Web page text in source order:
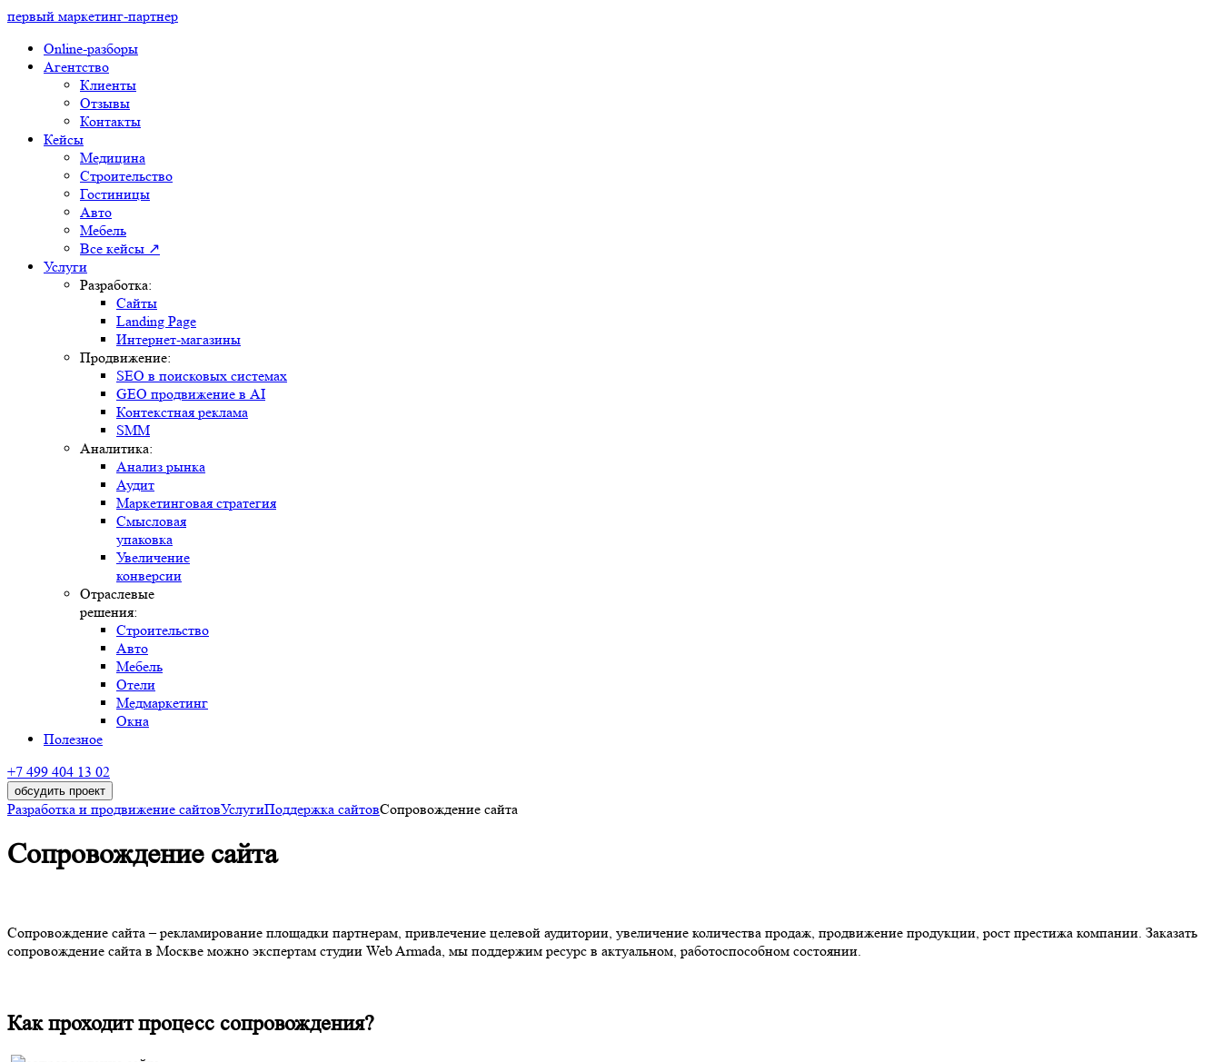
первый маркетинг-партнер
Online-разборы
Агентство
Клиенты
Отзывы
Контакты
Кейсы
Медицина
Строительство
Гостиницы
Авто
Мебель
Все кейсы ↗
Услуги
Разработка:
Сайты
Landing Page
Интернет-магазины
Продвижение:
SEO в поисковых системах
GEO продвижение в AI
Контекстная реклама
SMM
Аналитика:
Анализ рынка
Аудит
Маркетинговая стратегия
Смысловая
упаковка
Увеличение
конверсии
Отраслевые
решения:
Строительство
Авто
Мебель
Отели
Медмаркетинг
Окна
Полезное
+7 499 404 13 02
обсудить проект
Разработка и продвижение сайтовУслугиПоддержка сайтовСопровождение сайта
Сопровождение сайта
Сопровождение сайта – рекламирование площадки партнерам, привлечение целевой аудитории, увеличение количества продаж, продвижение продукции, рост престижа компании. Заказать
сопровождение сайта в Москве можно экспертам студии Web Armada, мы поддержим ресурс в актуальном, работоспособном состоянии.
Как проходит процесс сопровождения?